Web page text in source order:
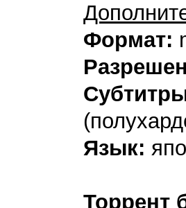
Формат:
Язык:
Торрент